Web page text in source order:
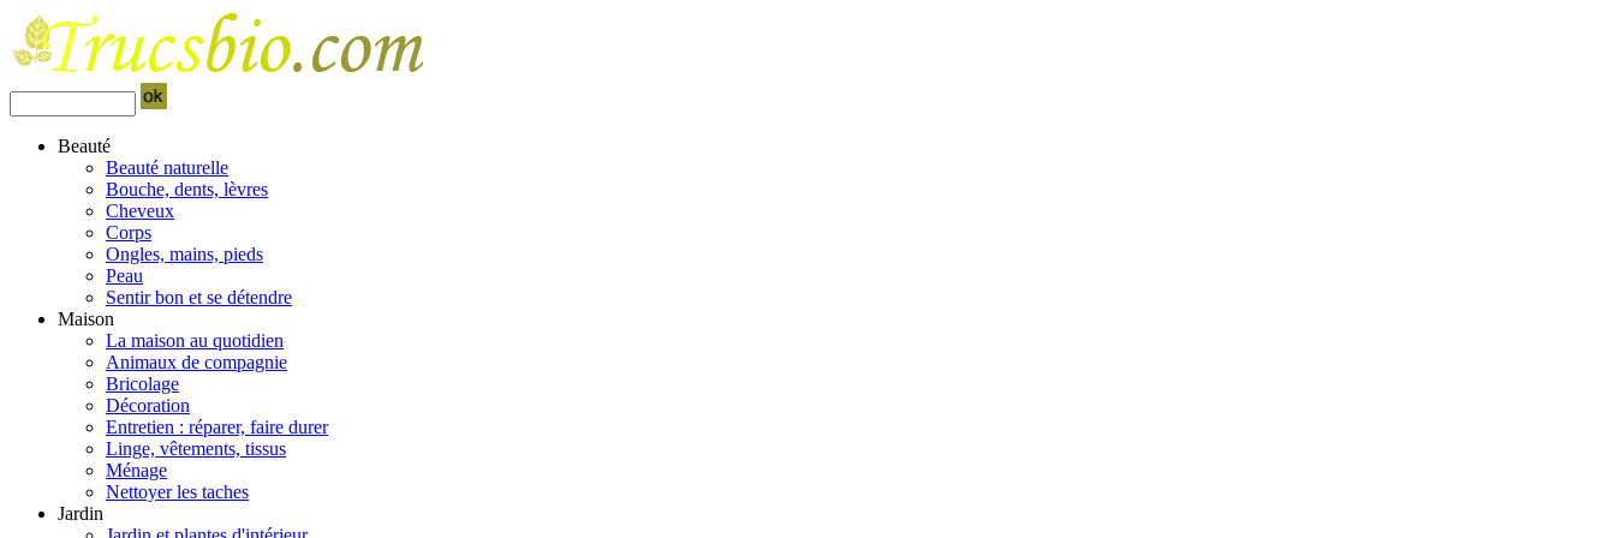
Beauté
Beauté naturelle
Bouche, dents, lèvres
Cheveux
Corps
Ongles, mains, pieds
Peau
Sentir bon et se détendre
Maison
La maison au quotidien
Animaux de compagnie
Bricolage
Décoration
Entretien : réparer, faire durer
Linge, vêtements, tissus
Ménage
Nettoyer les taches
Jardin